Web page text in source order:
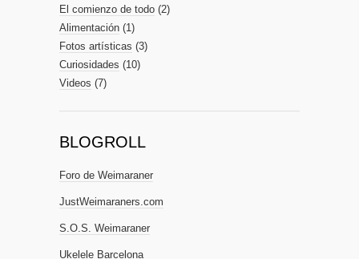
El comienzo de todo (2)
Alimentación (1)
Fotos artísticas (3)
Curiosidades (10)
Videos (7)
BLOGROLL
Foro de Weimaraner
JustWeimaraners.com
S.O.S. Weimaraner
Ukelele Barcelona